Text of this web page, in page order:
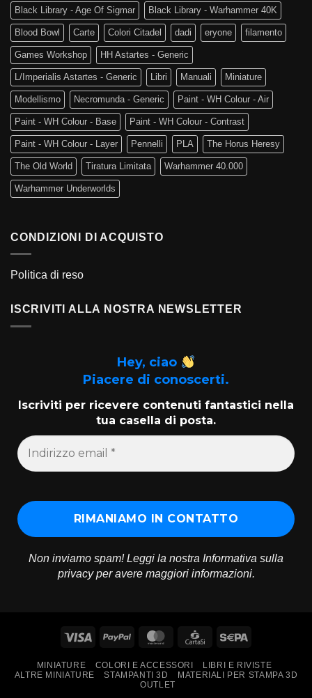
Black Library - Age Of Sigmar Black Library - Warhammer 40K
Blood Bowl Carte Colori Citadel dadi eryone filamento
Games Workshop HH Astartes - Generic
L/Imperialis Astartes - Generic Libri Manuali Miniature
Modellismo Necromunda - Generic Paint - WH Colour - Air
Paint - WH Colour - Base Paint - WH Colour - Contrast
Paint - WH Colour - Layer Pennelli PLA The Horus Heresy
The Old World Tiratura Limitata Warhammer 40.000
Warhammer Underworlds
CONDIZIONI DI ACQUISTO
Politica di reso
ISCRIVITI ALLA NOSTRA NEWSLETTER
Hey, ciao
Piacere di conoscerti.
Iscriviti per ricevere contenuti fantastici nella
tua casella di posta.
Non inviamo spam! Leggi la nostra Informativa sulla
privacyper avere maggiori informazioni.
Visa PayPal MasterCardCartaSi
MINIATURE COLORI E ACCESSORI
LIBRI E RIVISTE
ALTRE MINIATURE
STAMPANTI 3D
MATERIALI PER STAMPA 3D
OUTLET